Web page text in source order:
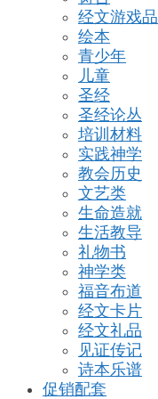
经文游戏品
绘本
青少年
儿童
圣经
圣经论丛
培训材料
实践神学
教会历史
文艺类
生命造就
生活教导
礼物书
神学类
福音布道
经文卡片
经文礼品
见证传记
诗本乐谱
促销配套